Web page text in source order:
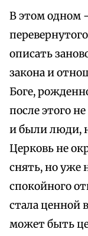
В этом одном
описать
закона и
Боге,
после этого
и были люди,
Церковь не
снять, но уже
спокойного
стала ценной
может быть